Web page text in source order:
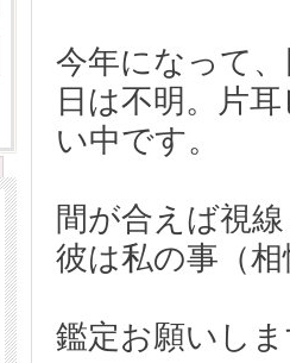
今年になって
日は不明。片
い中です。
間が合えば視
彼は私の事（
鑑定お願いし